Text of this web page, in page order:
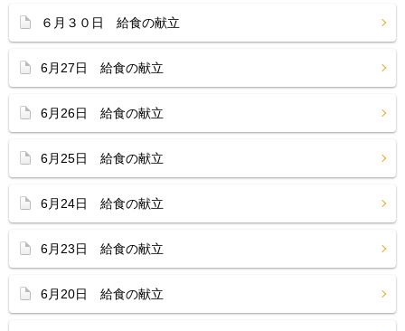
６月３０日 給食の献立
6月27日 給食の献立
6月26日 給食の献立
6月25日 給食の献立
6月24日 給食の献立
6月23日 給食の献立
6月20日 給食の献立